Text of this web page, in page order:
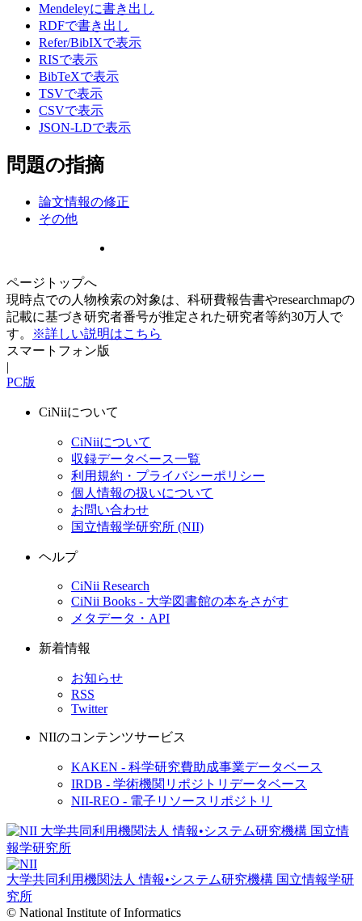
Mendeleyに書き出し
RDFで書き出し
Refer/BibIXで表示
RISで表示
BibTeXで表示
TSVで表示
CSVで表示
JSON-LDで表示
問題の指摘
論文情報の修正
その他
ページトップへ
現時点での人物検索の対象は、科研費報告書やresearchmapの
記載に基づき研究者番号が推定された研究者等約30万人で
す。
※詳しい説明はこちら
スマートフォン版
|
PC版
CiNiiについて
CiNiiについて
収録データベース一覧
利用規約・プライバシーポリシー
個人情報の扱いについて
お問い合わせ
国立情報学研究所 (NII)
ヘルプ
CiNii Research
CiNii Books - 大学図書館の本をさがす
メタデータ・API
新着情報
お知らせ
RSS
Twitter
NIIのコンテンツサービス
KAKEN - 科学研究費助成事業データベース
IRDB - 学術機関リポジトリデータベース
NII-REO - 電子リソースリポジトリ
大学共同利用機関法人 情報•システム研究機構 国立情報学研
究所
© National Institute of Informatics